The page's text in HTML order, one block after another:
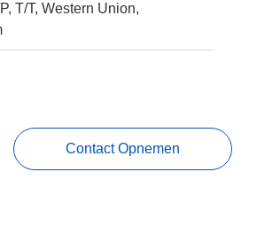
T/T, Western Union,
Contact Opnemen